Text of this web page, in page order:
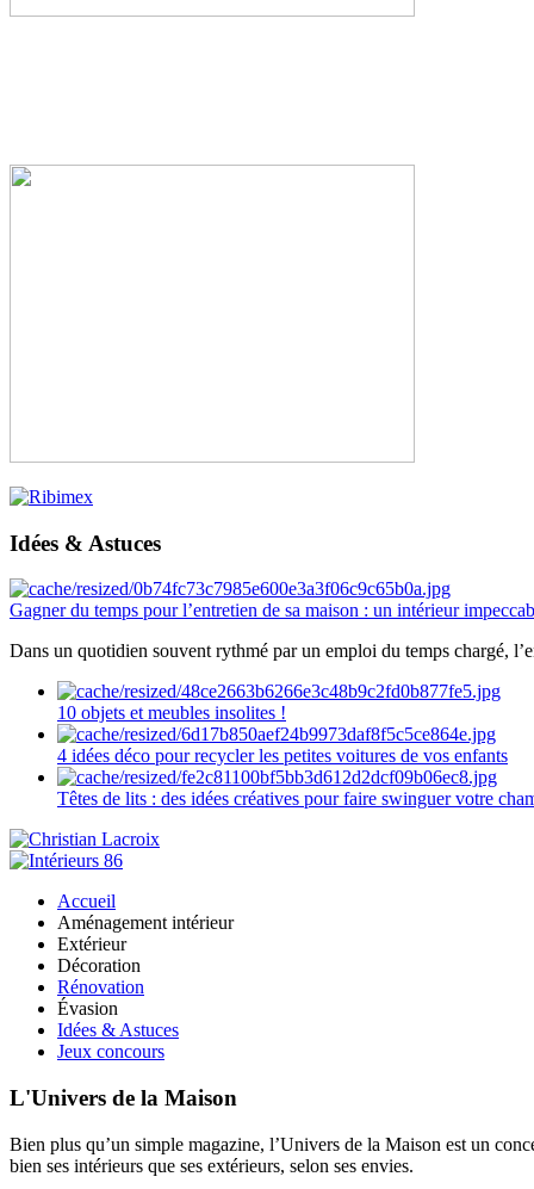
Idées & Astuces
Gagner du temps pour l’entretien de sa maison : un intérieur
Dans un quotidien souvent rythmé par un emploi du temps chargé,
10 objets et meubles insolites !
4 idées déco pour recycler les petites voitures de vos enfants
Têtes de lits : des idées créatives pour faire swinguer votre
Accueil
Aménagement intérieur
Extérieur
Décoration
Rénovation
Évasion
Idées & Astuces
Jeux concours
L'Univers de la Maison
Bien plus qu’un simple magazine, l’Univers de la Maison est un
bien ses intérieurs que ses extérieurs, selon ses envies.